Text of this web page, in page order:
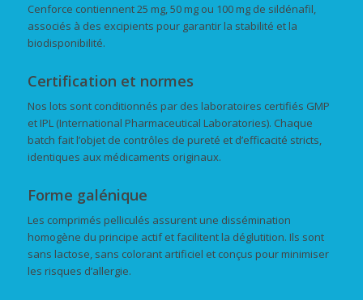
Cenforce contiennent 25 mg, 50 mg ou 100 mg de sildénafil,
associés à des excipients pour garantir la stabilité et la
biodisponibilité.
Certification et normes
Nos lots sont conditionnés par des laboratoires certifiés GMP
et IPL (International Pharmaceutical Laboratories). Chaque
batch fait l’objet de contrôles de pureté et d’efficacité stricts,
identiques aux médicaments originaux.
Forme galénique
Les comprimés pelliculés assurent une dissémination
homogène du principe actif et facilitent la déglutition. Ils sont
sans lactose, sans colorant artificiel et conçus pour minimiser
les risques d’allergie.